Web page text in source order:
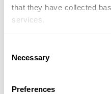
that they have collected
services.
Selection
Necessary
Preferences
nicht mehr von den